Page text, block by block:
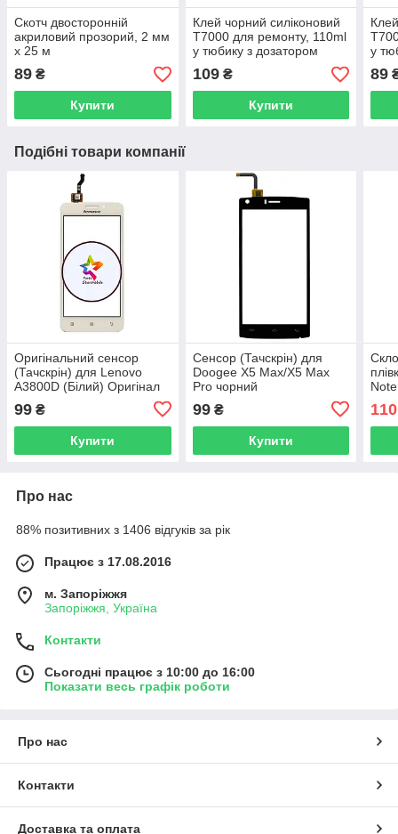
Скотч двосторонній
акриловий прозорий, 2 мм
x 25 м
89 ₴
Купити
Клей чорний силіконовий
T7000 для ремонту, 110ml
у тюбику з дозатором
109₴
Купити
у
89
Подібні товари компанії
Оригінальний сенсор
(Тачскрін) для Lenovo
A3800D (Білий) Оригінал
99 ₴
Купити
Сенсор (Тачскрін) для
Doogee X5 Max/X5 Max
Pro чорний
99₴
Купити
110
Про нас
88% позитивних з 1406 відгуків за рік
Працює з 17.08.2016
м. Запоріжжя
Запоріжжя, Україна
Контакти
Сьогодні працює з 10:00 до 16:00
Показати весь графік роботи
Про нас
Контакти
Доставка та оплата